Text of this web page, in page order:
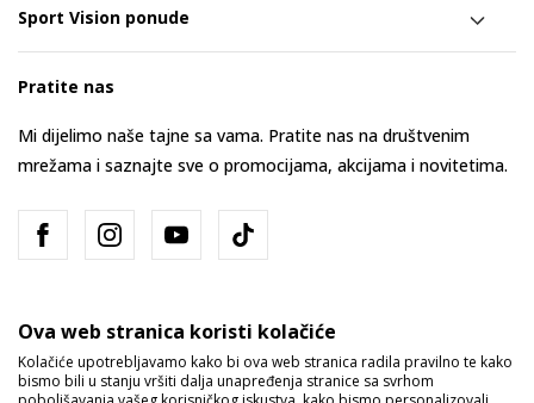
Sport Vision ponude
Pratite nas
Mi dijelimo naše tajne sa vama. Pratite nas na društvenim
mrežama i saznajte sve o promocijama, akcijama i novitetima.
Bosna i Hercegovina Promijenite
Ova web stranica koristi kolačiće
Kolačiće upotrebljavamo kako bi ova web stranica radila pravilno te kako
bismo bili u stanju vršiti dalja unapređenja stranice sa svrhom